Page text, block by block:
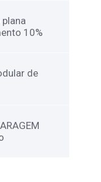
10%
de